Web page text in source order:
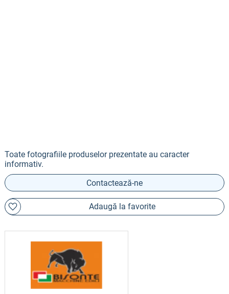
Toate fotografiile produselor prezentate au caracter
informativ.
Contactează-ne
Adaugă la favorite